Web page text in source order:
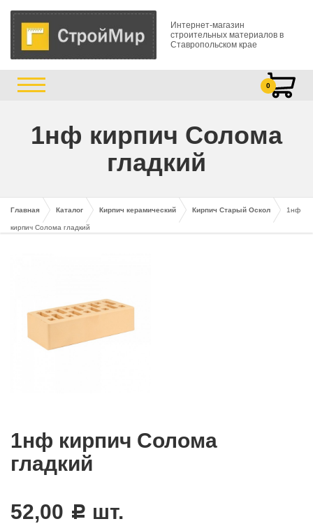
Интернет-магазин
строительных материалов в
Ставропольском крае
0
1нф кирпич Солома
гладкий
Главная Каталог Кирпич керамический Кирпич Старый Оскол 1нф
кирпич Солома гладкий
1нф кирпич Солома
гладкий
52,00 c шт.